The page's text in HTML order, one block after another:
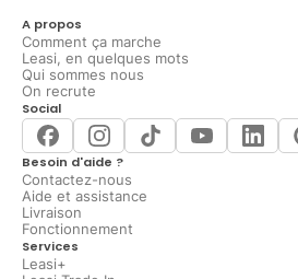
A propos
Comment ça marche
Leasi, en quelques mots
Qui sommes nous
On recrute
Social
Besoin d'aide ?
Contactez-nous
Aide et assistance
Livraison
Fonctionnement
Services
Leasi+